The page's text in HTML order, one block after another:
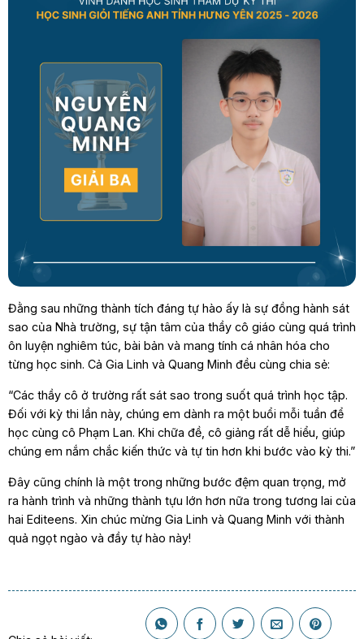
Đằng sau những thành tích đáng tự hào ấy là sự đồng hành sát
sao của Nhà trường, sự tận tâm của thầy cô giáo cùng quá trình
ôn luyện nghiêm túc, bài bản và mang tính cá nhân hóa cho
từng học sinh. Cả Gia Linh và Quang Minh đều cùng chia sẻ:
“Các thầy cô ở trường rất sát sao trong suốt quá trình học tập.
Đối với kỳ thi lần này, chúng em dành ra một buổi mỗi tuần để
học cùng cô Phạm Lan. Khi chữa đề, cô giảng rất dễ hiểu, giúp
chúng em nắm chắc kiến thức và tự tin hơn khi bước vào kỳ thi.”
Đây cũng chính là một trong những bước đệm quan trọng, mở
ra hành trình và những thành tựu lớn hơn nữa trong tương lai của
hai Editeens. Xin chúc mừng Gia Linh và Quang Minh với thành
quả ngọt ngào và đầy tự hào này!